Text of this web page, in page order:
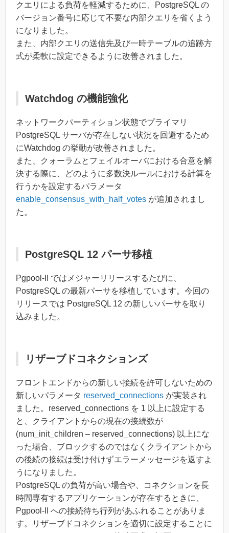
クエリによる負荷を軽減するために、PostgreSQL の
バージョン番号に応じて不要な内部クエリを省くよう
になりました。
また、内部クエリの送信先及び一時テーブルの追跡方
式が柔軟に設定できるように改善されました。
Watchdog の機能強化
ネットワークパーティション状態でプライマリ
PostgreSQL サーバが存在しない状況を回避するため
にWatchdog の挙動が改善されました。
また、クォーラムとフェイルオーバにおける合意を解
決する際に、どのように多数決ルールにおける計算を
行うかを設定するパラメータ
enable_consensus_with_half_votes が追加されまし
た。
PostgreSQL 12 パーサ移植
Pgpool-II ではメジャーリリースするたびに、
PostgreSQL の最新パーサを移植しています。今回の
リリースでは PostgreSQL 12 の新しいパーサを取り
込みました。
リザーブドコネクションズ
フロントエンドからの新しい接続を許可しないための
新しいパラメータ reserved_connections が実装され
ました。reserved_connections を 1 以上に設定する
と、クライアントからの現在の接続数が
(num_init_children – reserved_connections) 以上にな
った場合、ブロックするのではなくクライアントから
の後続の接続は受け付けずエラーメッセージを返すよ
うになりました。
PostgreSQL の負荷が高い場合や、コネクションを長
時間専有するアプリケーションが存在するときに、
Pgpool-II への接続待ち行列があふれることがありま
す。リザーブドコネクションを適切に設定することに